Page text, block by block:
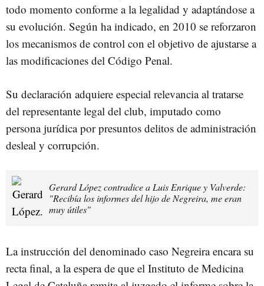
todo momento conforme a la legalidad y adaptándose a
su evolución. Según ha indicado, en 2010 se reforzaron
los mecanismos de control con el objetivo de ajustarse a
las modificaciones del Código Penal.
Su declaración adquiere especial relevancia al tratarse
del representante legal del club, imputado como
persona jurídica por presuntos delitos de administración
desleal y corrupción.
Gerard López contradice a Luis Enrique y Valverde:
"Recibía los informes del hijo de Negreira, me eran
muy útiles"
La instrucción del denominado caso Negreira encara su
recta final, a la espera de que el Instituto de Medicina